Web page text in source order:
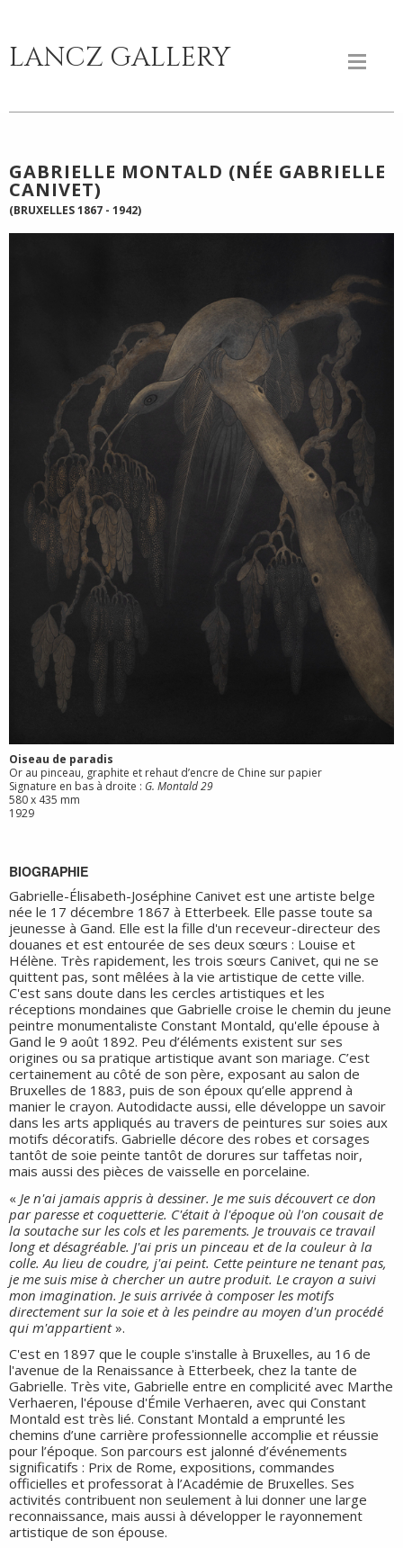
LANCZ GALLERY
GABRIELLE MONTALD (NÉE GABRIELLE
CANIVET)
(BRUXELLES 1867 - 1942)
Oiseau de paradis
Or au pinceau, graphite et rehaut d’encre de Chine sur papier
Signature en bas à droite : G. Montald 29
580 x 435 mm
1929
BIOGRAPHIE
Gabrielle-Élisabeth-Joséphine Canivet est une artiste belge
née le 17 décembre 1867 à Etterbeek. Elle passe toute sa
jeunesse à Gand. Elle est la fille d'un receveur-directeur des
douanes et est entourée de ses deux sœurs : Louise et
Hélène. Très rapidement, les trois sœurs Canivet, qui ne se
quittent pas, sont mêlées à la vie artistique de cette ville.
C'est sans doute dans les cercles artistiques et les
réceptions mondaines que Gabrielle croise le chemin du jeune
peintre monumentaliste Constant Montald, qu'elle épouse à
Gand le 9 août 1892. Peu d’éléments existent sur ses
origines ou sa pratique artistique avant son mariage. C’est
certainement au côté de son père, exposant au salon de
Bruxelles de 1883, puis de son époux qu’elle apprend à
manier le crayon. Autodidacte aussi, elle développe un savoir
dans les arts appliqués au travers de peintures sur soies aux
motifs décoratifs. Gabrielle décore des robes et corsages
tantôt de soie peinte tantôt de dorures sur taffetas noir,
mais aussi des pièces de vaisselle en porcelaine.
« Je n'ai jamais appris à dessiner. Je me suis découvert ce don
par paresse et coquetterie. C'était à l'époque où l'on cousait de
la soutache sur les cols et les parements. Je trouvais ce travail
long et désagréable. J'ai pris un pinceau et de la couleur à la
colle. Au lieu de coudre, j'ai peint. Cette peinture ne tenant pas,
je me suis mise à chercher un autre produit. Le crayon a suivi
mon imagination. Je suis arrivée à composer les motifs
directement sur la soie et à les peindre au moyen d'un procédé
qui m'appartient».
C'est en 1897 que le couple s'installe à Bruxelles, au 16 de
l'avenue de la Renaissance à Etterbeek, chez la tante de
Gabrielle. Très vite, Gabrielle entre en complicité avec Marthe
Verhaeren, l'épouse d'Émile Verhaeren, avec qui Constant
Montald est très lié. Constant Montald a emprunté les
chemins d’une carrière professionnelle accomplie et réussie
pour l’époque. Son parcours est jalonné d’événements
significatifs : Prix de Rome, expositions, commandes
officielles et professorat à l’Académie de Bruxelles. Ses
activités contribuent non seulement à lui donner une large
reconnaissance, mais aussi à développer le rayonnement
artistique de son épouse.